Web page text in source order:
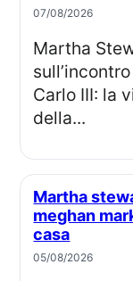
07/08/2026
Martha Stewart svela dettagli
Carlo III: la
della...
Martha stewart stronca il tentativo di
meghan
casa
05/08/2026